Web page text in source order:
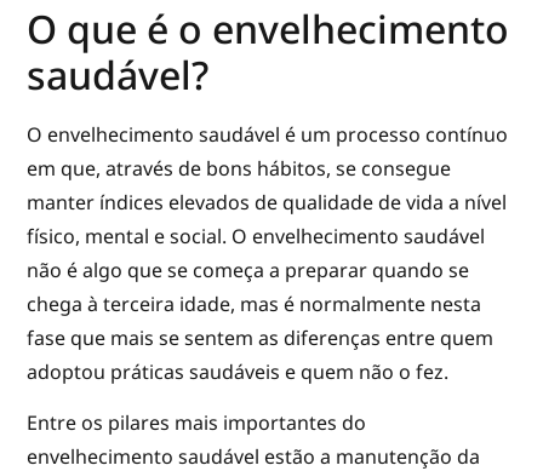
O que é o envelhecimento
saudável?
O envelhecimento saudável é um processo contínuo
em que, através de bons hábitos, se consegue
manter índices elevados de qualidade de vida a nível
físico, mental e social. O envelhecimento saudável
não é algo que se começa a preparar quando se
chega à terceira idade, mas é normalmente nesta
fase que mais se sentem as diferenças entre quem
adoptou práticas saudáveis e quem não o fez.
Entre os pilares mais importantes do
envelhecimento saudável estão a manutenção da